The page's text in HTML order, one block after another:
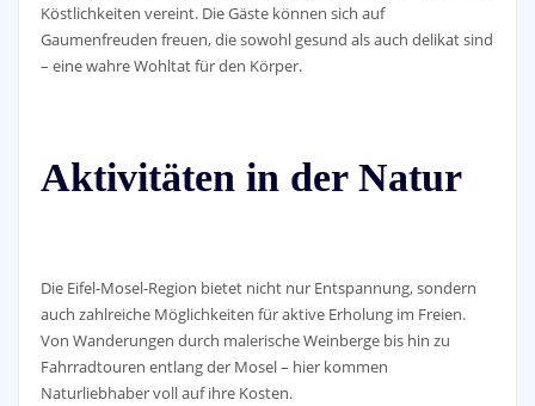
Köstlichkeiten vereint. Die Gäste können sich auf
Gaumenfreuden freuen, die sowohl gesund als auch delikat sind
– eine wahre Wohltat für den Körper.
Aktivitäten in der Natur
Die Eifel-Mosel-Region bietet nicht nur Entspannung, sondern
auch zahlreiche Möglichkeiten für aktive Erholung im Freien.
Von Wanderungen durch malerische Weinberge bis hin zu
Fahrradtouren entlang der Mosel – hier kommen
Naturliebhaber voll auf ihre Kosten.